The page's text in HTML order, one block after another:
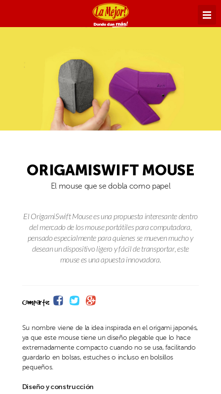
ORIGAMISWIFT MOUSE
El mouse que se dobla como papel
El OrigamiSwift Mouse es una propuesta interesante dentro
del mercado de los mouse portátiles para computadora,
pensado especialmente para quienes se mueven mucho y
desean un dispositivo ligero y fácil de transportar, este
mouse es una apuesta innovadora.
Comparte:
Su nombre viene de la idea inspirada en el origami japonés,
ya que este mouse tiene un diseño plegable que lo hace
extremadamente compacto cuando no se usa, facilitando
guardarlo en bolsas, estuches o incluso en bolsillos
pequeños.
Diseño y construcción